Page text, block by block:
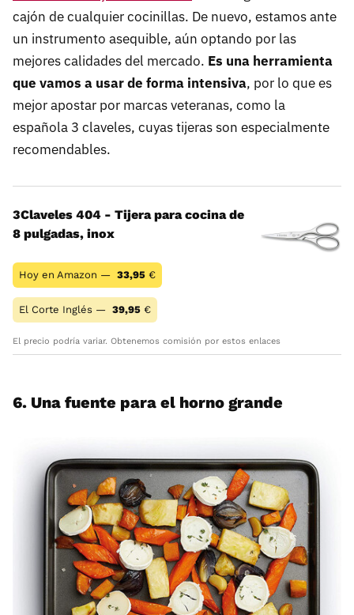
cajón de cualquier cocinillas. De nuevo, estamos ante
un instrumento asequible, aún optando por las
mejores calidades del mercado. Es una herramienta
que vamos a usar de forma intensiva, por lo que es
mejor apostar por marcas veteranas, como la
española 3 claveles, cuyas tijeras son especialmente
recomendables.
3Claveles 404 - Tijera para cocina de
8 pulgadas, inox
Hoy en Amazon — 33,95 €
El Corte Inglés — 39,95 €
El precio podría variar. Obtenemos comisión por estos enlaces
6. Una fuente para el horno grande